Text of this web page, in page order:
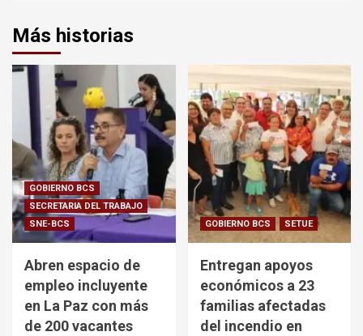
Más historias
GOBIERNO BCS
SECRETARIA DEL TRABAJO
SNE-BCS
Abren espacio de
empleo incluyente
en La Paz con más
de 200 vacantes
GOBIERNO BCS SETUE
Entregan apoyos
económicos a 23
familias afectadas
del incendio en